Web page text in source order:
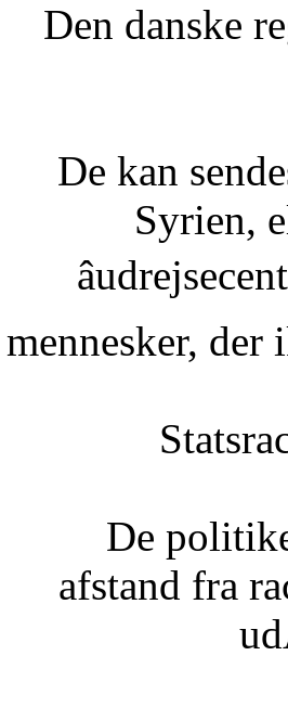
Den danske
De kan
Syrien,
mennesker, der
De
afstand fra